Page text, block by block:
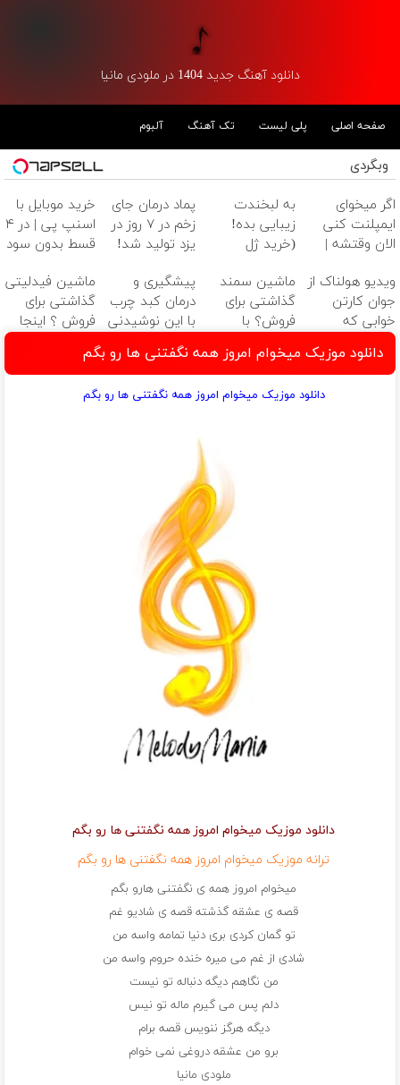
دانلود آهنگ جدید 1404 در ملودی مانیا
صفحه اصلی پلی لیست تک آهنگ آلبوم
وبگردی
اگر میخوای
ایمپلنت کنی
الان وقتشه |
میلیون تومان!!!
به لبخندت
زیبایی بده!
(خرید ژل
دندان
با40%تخفیف)
پماد درمان جای
زخم در ۷ روز در
یزد تولید شد!
خرید موبایل با
اسنپ پی | در ۴
قسط بدون سود
ویدیو هولناک از
جوان کارتن
خوابی که
میلیاردر شد.
آموزش رایگان
ماشین سمند
گذاشتی برای
فروش؟ با
بفروش
پیشگیری و
درمان کبد چرب
با این نوشیدنی
گیاهی
ماشین فیدلیتی
گذاشتی برای
فروش ؟ اینجا
بفروشدانلود موزیک میخوام امروز همه نگفتنی ها رو بگم
دانلود موزیک میخوام امروز همه نگفتنی ها رو بگم
دانلود موزیک میخوام امروز همه نگفتنی ها رو بگم
ترانه موزیک میخوام امروز همه نگفتنی ها رو بگم
میخوام امروز همه ی نگفتنی هارو بگم
قصه ی عشقه گذشته قصه ی شادیو غم
تو گمان کردی بری دنیا تمامه واسه من
شادی از غم می میره خنده حروم واسه من
من نگاهم دیگه دنباله تو نیست
دلم پس می گیرم ماله تو نیس
دیگه هرگز ننویس قصه برام
برو من عشقه دروغی نمی خوام
ملودی مانیا